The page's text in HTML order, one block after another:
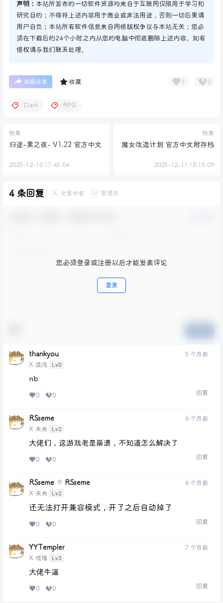
声明： 本站所发布的一切软件资源均来自于互联网仅限用于学习和
研究目的；不得将上述内容用于商业或非法用途，否则一切后果请
用户自负；本站所有软件信息来自网络版权争议与本站无关；您必
须在下载后的24个小时之内从您的电脑中彻底删除上述内容。如有
侵权请与我们联系处理。
海报分享 收藏 1 0
Dark RPG
物集
归途-累之夜- V1.22 官方中文
2025-12-10 17:45:04
物集
魔女改造计划 官方中文附存档
2025-12-11 10:15:09
4 条回复 A 文章作者 M 管理员
您必须登录或注册以后才能发表评论
登录
thankyou
X·混沌 Lv0
5 个月前
nb
0 0 回复
RSseme
X·未央 Lv2
6 个月前
大佬们，这游戏老是崩溃，不知道怎么解决了
0 0 回复
RSseme @ RSseme
X·未央 Lv2
6 个月前
还无法打开兼容模式，开了之后自动掉了
0 0 回复
YYTempler
X·琉璃 Lv3
7 个月前
大佬牛逼
0 0 回复